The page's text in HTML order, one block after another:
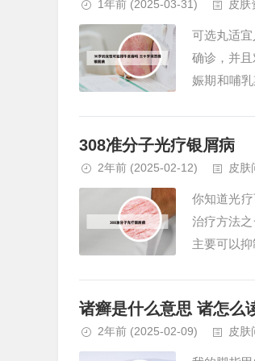
1年前 (2025-03-31) 皮肤
可选丸适
确诊，并
娠期和哺
308准分子光疗银屑病
2年前 (2025-02-12) 皮肤
你知道光
治疗方法
主要可以
诸癣是什么意思 诸怎么
2年前 (2025-02-09) 皮肤